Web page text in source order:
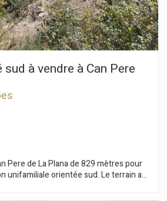
à vendre à Can Pere
Pere de La Plana de 829 mètres pour
orientée sud. Le terrain a